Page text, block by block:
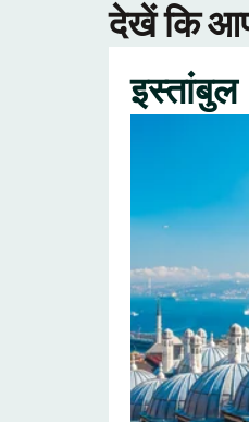
देखें कि
इस्तांबुल